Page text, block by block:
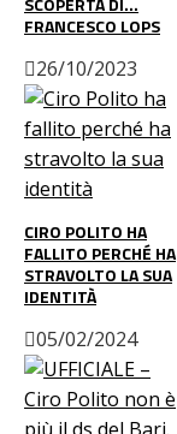
FRANCESCO LOPS
26/10/2023
CIRO POLITO HA
FALLITO PERCHÉ HA
STRAVOLTO LA SUA
IDENTITÀ
05/02/2024